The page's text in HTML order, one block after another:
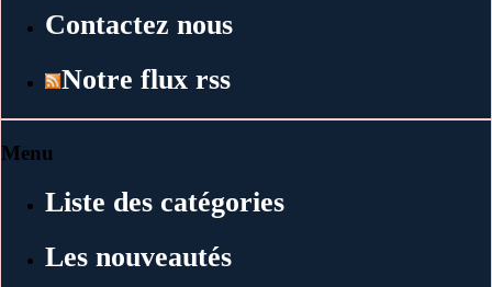
Contactez nous
Notre flux rss
Menu
Liste des catégories
Les nouveautés